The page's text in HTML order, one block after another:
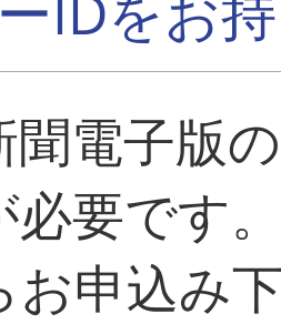
聞電子版
必要です
お申込み